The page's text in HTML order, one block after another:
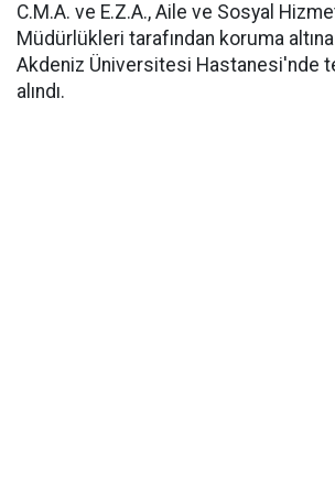
C.M.A. ve E.Z.A., Aile ve Sosyal
Müdürlükleri tarafından koruma altına
Akdeniz Üniversitesi Hastanesi'nde
alındı.